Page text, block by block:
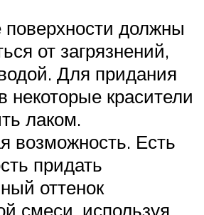
должны
от загрязнений,
Для придания
некоторые красители
лаком.
возможность. Есть
придать
оттенок
смеси, используя